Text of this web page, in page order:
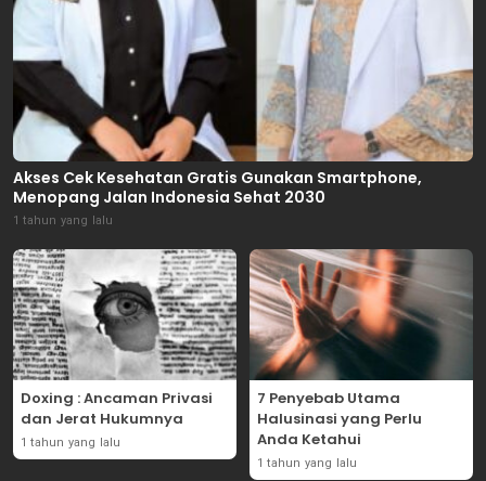
Akses Cek Kesehatan Gratis Gunakan Smartphone,
Menopang Jalan Indonesia Sehat 2030
1 tahun yang lalu
Doxing : Ancaman Privasi
dan Jerat Hukumnya
1 tahun yang lalu
7 Penyebab Utama
Halusinasi yang Perlu
Anda Ketahui
1 tahun yang lalu